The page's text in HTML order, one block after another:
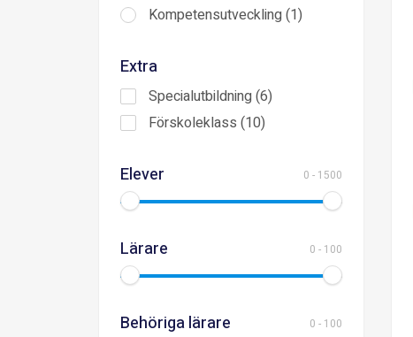
Kompetensutveckling (1)
Extra
Specialutbildning (6)
Förskoleklass (10)
Elever 0 - 1500
Lärare 0 - 100
Behöriga lärare 0 - 100